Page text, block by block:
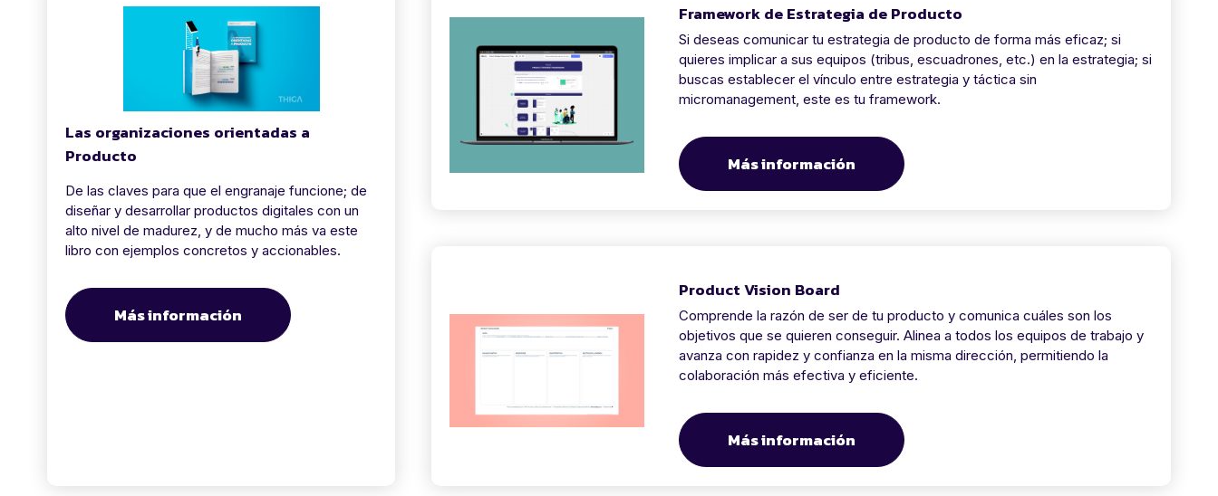
Las organizaciones orientadas a
Producto
De las claves para que el engranaje funcione; de
diseñar y desarrollar productos digitales con un
alto nivel de madurez, y de mucho más va este
libro con ejemplos concretos y accionables.
Más información
Framework de Estrategia de Producto
Si deseas comunicar tu estrategia de producto de forma más eficaz; si
quieres implicar a sus equipos (tribus, escuadrones, etc.) en la estrategia; si
buscas establecer el vínculo entre estrategia y táctica sin
micromanagement, este es tu framework.
Más información
Product Vision Board
Comprende la razón de ser de tu producto y comunica cuáles son los
objetivos que se quieren conseguir. Alinea a todos los equipos de trabajo y
avanza con rapidez y confianza en la misma dirección, permitiendo la
colaboración más efectiva y eficiente.
Más información